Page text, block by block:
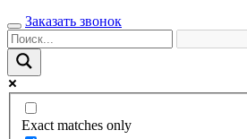
Заказать звонок
Exact matches only